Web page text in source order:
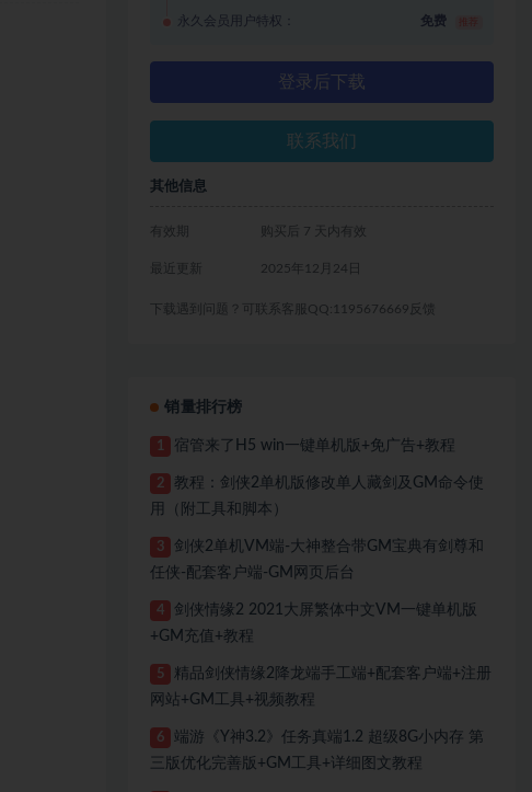
永久会员用户特权： 免费
登录后下载
联系我们
其他信息
有效期 购买后 7 天内有效
最近更新 2025年12月24日
下载遇到问题？可联系客服QQ:1195676669反馈
销量排行榜
1 宿管来了H5 win一键单机版+免广告+教程
2
教程：剑侠2单机版修改单人藏剑及GM命令使
用（附工具和脚本）
3
剑侠2单机VM端-大神整合带GM宝典有剑尊和
任侠-配套客户端-GM网页后台
4
剑侠情缘2 2021大屏繁体中文VM一键单机版
+GM充值+教程
5
精品剑侠情缘2降龙端手工端+配套客户端+注册
网站+GM工具+视频教程
6
端游《Y神3.2》任务真端1.2 超级8G小内存 第
三版优化完善版+GM工具+详细图文教程